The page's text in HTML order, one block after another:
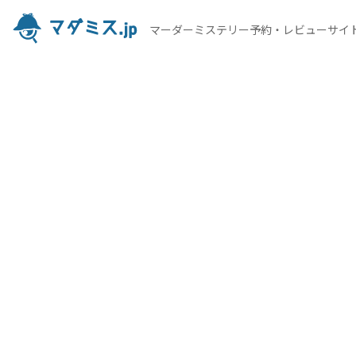
マーダーミステリー予約・レビューサイ